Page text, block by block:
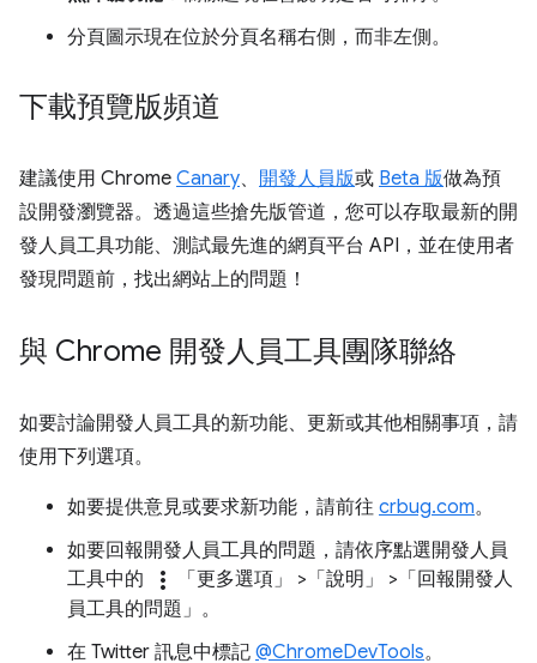
分頁圖示現在位於分頁名稱右側，而非左側。
下載預覽版頻道
建議使用 Chrome Canary、 開發人員版或 Beta 版做為預
設開發瀏覽器。透過這些搶先版管道，您可以存取最新的開
發人員工具功能、測試最先進的網頁平台 API，並在使用者
發現問題前，找出網站上的問題！
與 Chrome 開發人員工具團隊聯絡
如要討論開發人員工具的新功能、更新或其他相關事項，請
使用下列選項。
如要提供意見或要求新功能，請前往 crbug.com。
如要回報開發人員工具的問題，請依序點選開發人員
工具中的
more_vert 「更多選項」 >「說明」
>「回報開發人
員工具的問題」 。
在 Twitter 訊息中標記 @ChromeDevTools。